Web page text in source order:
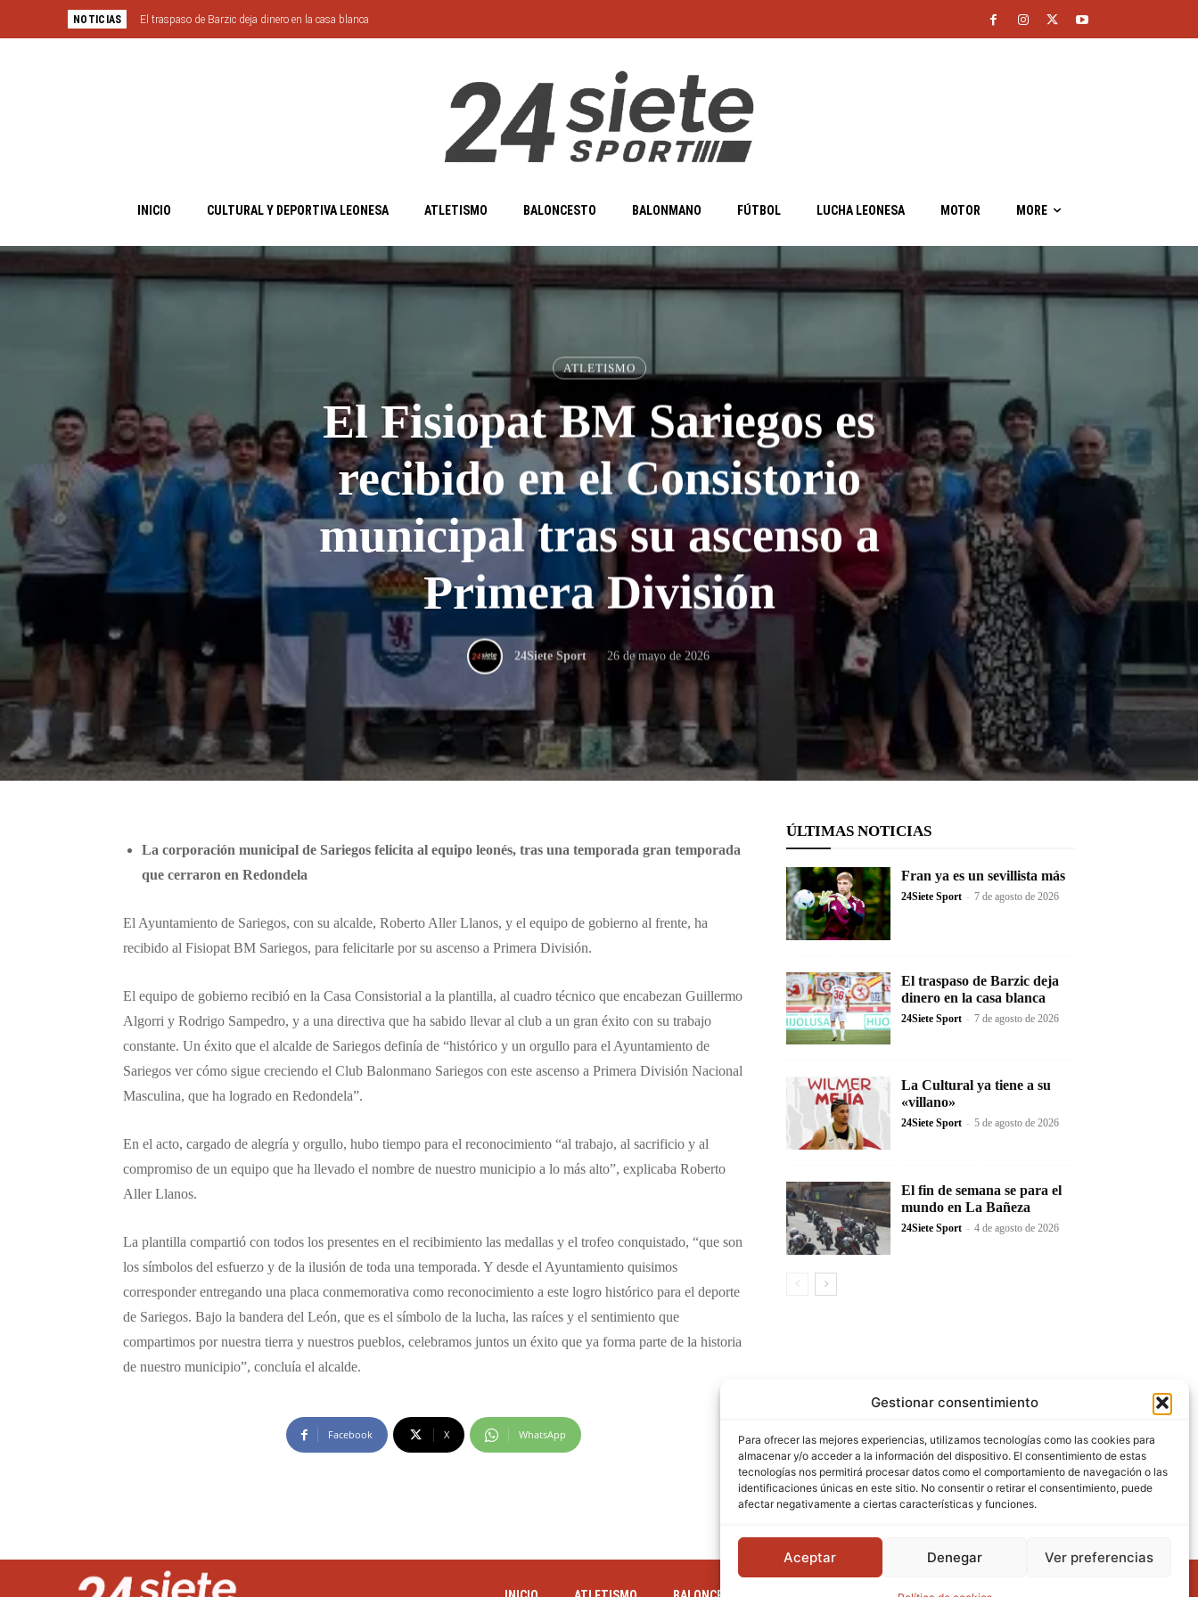
Gestionar consentimiento
Para ofrecer las mejores experiencias, utilizamos tecnologías como las cookies para
almacenar y/o acceder a la información del dispositivo. El consentimiento de estas
tecnologías nos permitirá procesar datos como el comportamiento de navegación o las
identificaciones únicas en este sitio. No consentir o retirar el consentimiento, puede
afectar negativamente a ciertas características y funciones.
Aceptar Denegar Ver preferencias
NOTICIAS El traspaso de Barzic deja dinero en la casa blanca
INICIO CULTURAL Y DEPORTIVA LEONESA ATLETISMO BALONCESTO BALONMANO FÚTBOL LUCHA LEONESA MOTOR MORE
ATLETISMO
El Fisiopat BM Sariegos es
recibido en el Consistorio
municipal tras su ascenso a
Primera División
24Siete Sport 26 de mayo de 2026
La corporación municipal de Sariegos felicita al equipo leonés, tras una temporada gran temporada
que cerraron en Redondela
El Ayuntamiento de Sariegos, con su alcalde, Roberto Aller Llanos, y el equipo de gobierno al frente, ha
recibido al Fisiopat BM Sariegos, para felicitarle por su ascenso a Primera División.
El equipo de gobierno recibió en la Casa Consistorial a la plantilla, al cuadro técnico que encabezan Guillermo
Algorri y Rodrigo Sampedro, y a una directiva que ha sabido llevar al club a un gran éxito con su trabajo
constante. Un éxito que el alcalde de Sariegos definía de “histórico y un orgullo para el Ayuntamiento de
Sariegos ver cómo sigue creciendo el Club Balonmano Sariegos con este ascenso a Primera División Nacional
Masculina, que ha logrado en Redondela”.
En el acto, cargado de alegría y orgullo, hubo tiempo para el reconocimiento “al trabajo, al sacrificio y al
compromiso de un equipo que ha llevado el nombre de nuestro municipio a lo más alto”, explicaba Roberto
Aller Llanos.
La plantilla compartió con todos los presentes en el recibimiento las medallas y el trofeo conquistado, “que son
los símbolos del esfuerzo y de la ilusión de toda una temporada. Y desde el Ayuntamiento quisimos
corresponder entregando una placa conmemorativa como reconocimiento a este logro histórico para el deporte
de Sariegos. Bajo la bandera del León, que es el símbolo de la lucha, las raíces y el sentimiento que
compartimos por nuestra tierra y nuestros pueblos, celebramos juntos un éxito que ya forma parte de la historia
de nuestro municipio”, concluía el alcalde.
Facebook X WhatsApp
ÚLTIMAS NOTICIAS
Fran ya es un sevillista más
24Siete Sport - 7 de agosto de 2026
El traspaso de Barzic deja
dinero en la casa blanca
24Siete Sport - 7 de agosto de 2026
La Cultural ya tiene a su
«villano»
24Siete Sport - 5 de agosto de 2026
El fin de semana se para el
mundo en La Bañeza
24Siete Sport - 4 de agosto de 2026